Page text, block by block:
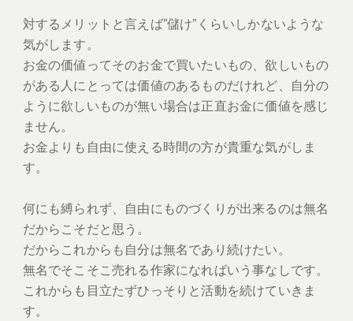
対するメリットと言えば”儲け”くらいしかないような
気がします。
お金の価値ってそのお金で買いたいもの、欲しいもの
がある人にとっては価値のあるものだけれど、自分の
ように欲しいものが無い場合は正直お金に価値を感じ
ません。
お金よりも自由に使える時間の方が貴重な気がしま
す。
何にも縛られず、自由にものづくりが出来るのは無名
だからこそだと思う。
だからこれからも自分は無名であり続けたい。
無名でそこそこ売れる作家になればいう事なしです。
これからも目立たずひっそりと活動を続けていきま
す。